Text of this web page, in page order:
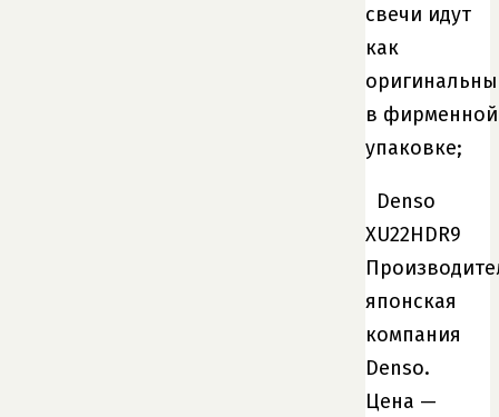
свечи идут
как
в фирменной
упаковке;
Denso
XU22HDR9
японская
компания
Denso.
Цена —